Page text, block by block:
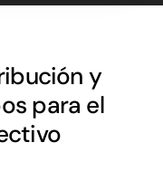
y
para el